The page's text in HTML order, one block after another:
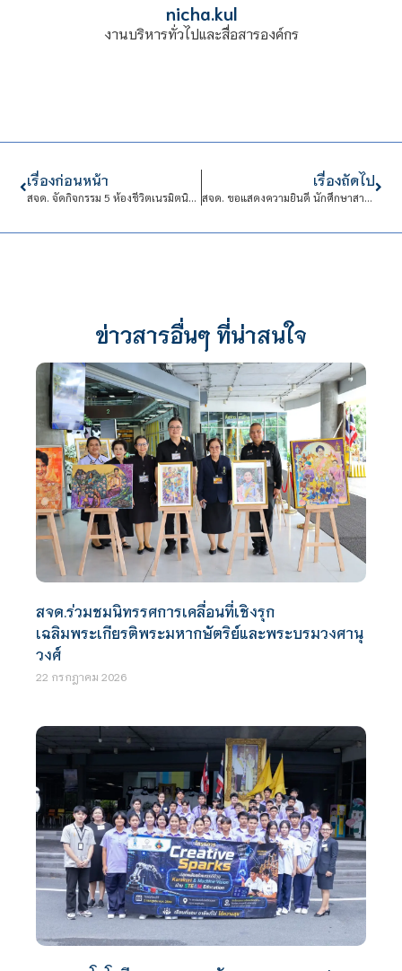
nicha.kul
งานบริหารทั่วไปและสื่อสารองค์กร
เรื่องก่อนหน้า
สจด. จัดกิจกรรม 5 ห้องชีวิตเนรมิตนิสัย
เรื่องถัดไป
สจด. ขอแสดงความยินดี นักศึกษาสาขาอาหารและโภชนาการ คว้ารางวัลชนะเลิศ จากการแข่งขัน Thailand Young Risotto Chef 2025
ข่าวสารอื่นๆ ที่น่าสนใจ
สจด.ร่วมชมนิทรรศการเคลื่อนที่เชิงรุก
เฉลิมพระเกียรติพระมหากษัตริย์และพระบรมวงศานุ
วงศ์
22 กรกฎาคม 2026